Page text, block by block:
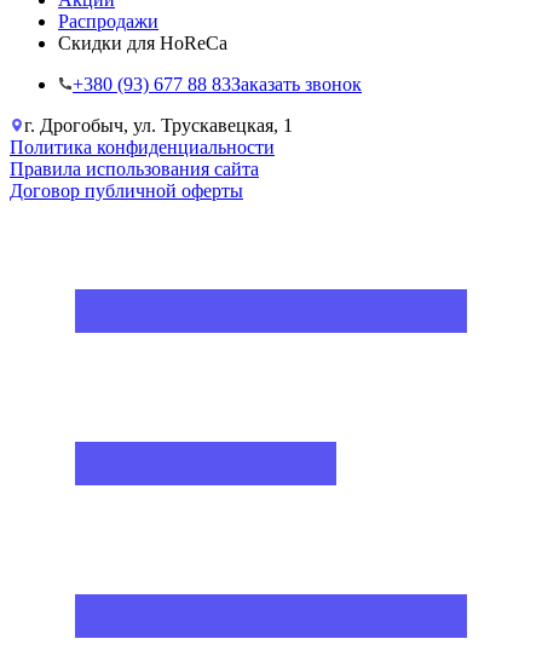
Распродажи
Скидки для HoReCa
+38‎0 (93) 677 88 83Заказать звонок
г. Дрогобыч, ул. Трускавецкая, 1
Политика конфиденциальности
Правила использования сайта
Договор публичной оферты